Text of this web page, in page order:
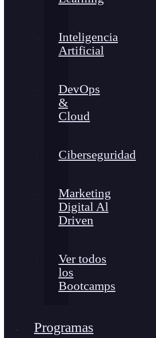
Inteligencia
Artificial
DevOps
&
Cloud
Ciberseguridad
Marketing
Digital Al
Driven
Ver todos
los
Bootcamps
Programas